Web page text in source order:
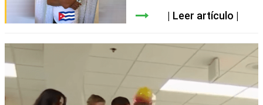
Leer artículo